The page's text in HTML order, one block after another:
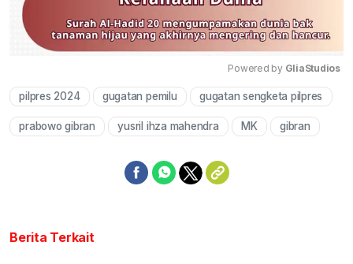
Mute
Powered by GliaStudios
pilpres 2024 gugatan pemilu gugatan sengketa pilpres
prabowo gibran yusril ihza mahendra MK gibran
Berita Terkait